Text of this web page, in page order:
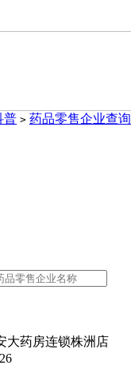
普 > 药品零售企业查询
大药房连锁株洲店